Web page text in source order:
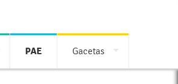
PAE Gacetas